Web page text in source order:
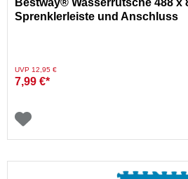
Bestway® Wasserrutsche 488 x
Sprenklerleiste und Anschluss
Preis reduziert von
UVP 12,95 €auf
7,99 €*